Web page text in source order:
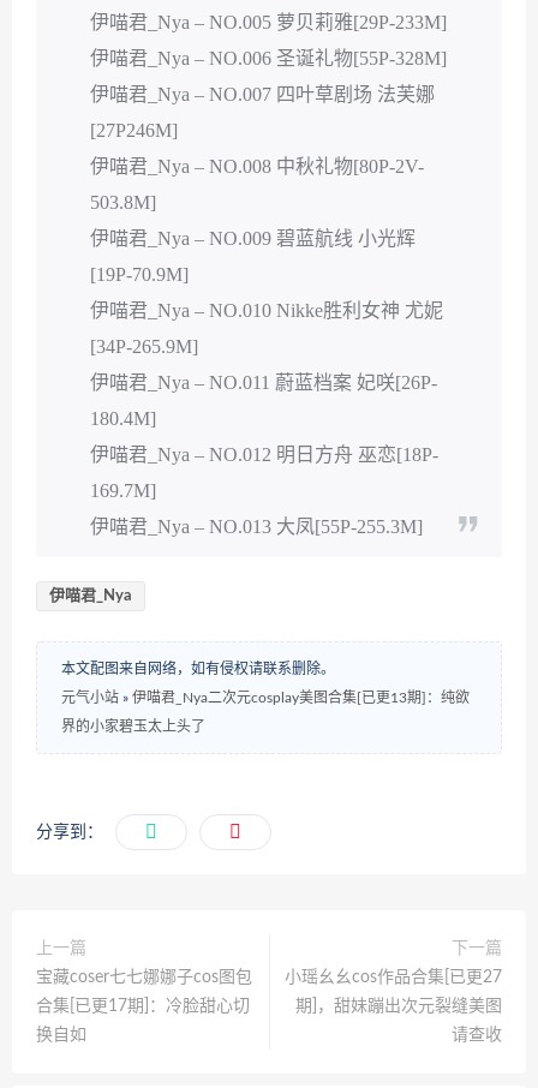
伊喵君_Nya – NO.005 萝贝莉雅[29P-233M]
伊喵君_Nya – NO.006 圣诞礼物[55P-328M]
伊喵君_Nya – NO.007 四叶草剧场 法芙娜
[27P246M]
伊喵君_Nya – NO.008 中秋礼物[80P-2V-
503.8M]
伊喵君_Nya – NO.009 碧蓝航线 小光辉
[19P-70.9M]
伊喵君_Nya – NO.010 Nikke胜利女神 尤妮
[34P-265.9M]
伊喵君_Nya – NO.011 蔚蓝档案 妃咲[26P-
180.4M]
伊喵君_Nya – NO.012 明日方舟 巫恋[18P-
169.7M]
伊喵君_Nya – NO.013 大凤[55P-255.3M]
伊喵君_Nya
本文配图来自网络，如有侵权请联系删除。
元气小站 » 伊喵君_Nya二次元cosplay美图合集[已更13期]：纯欲
界的小家碧玉太上头了
分享到：
上一篇
宝藏coser七七娜娜子cos图包
合集[已更17期]：冷脸甜心切
换自如
下一篇
小瑶幺幺cos作品合集[已更27
期]，甜妹蹦出次元裂缝美图
请查收